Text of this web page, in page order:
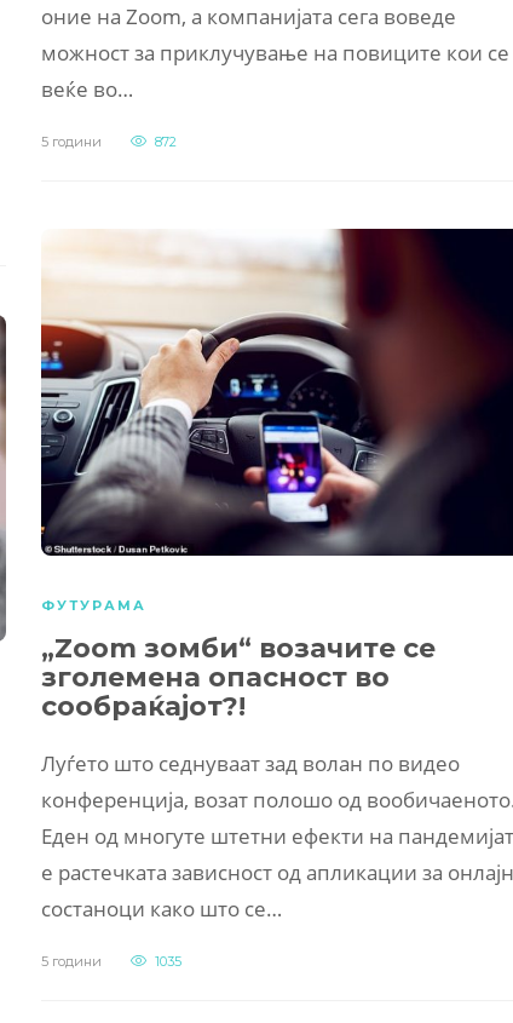
оние на Zoom, а компанијата сега воведе
можност за приклучување на повиците кои се
веќе во…
5 години 872
ФУТУРАМА
„Zoom зомби“ возачите се
зголемена опасност во
сообраќајот?!
Луѓето што седнуваат зад волан по видео
конференција, возат полошо од
Еден од многуте штетни ефекти на
е растечката зависност од апликации за онлајн
состаноци како што се…
5 години 1035